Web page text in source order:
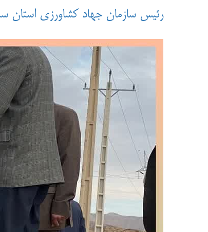
رئیس سازمان جهاد کشاورزی استان